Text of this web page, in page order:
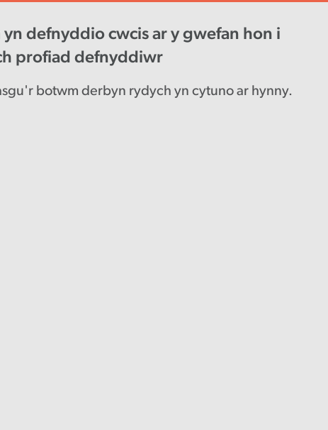
yn defnyddio cwcis ar y gwefan hon i
profiad defnyddiwr
botwm derbyn rydych yn cytuno ar hynny.
diweddaraf Gyrfaoedd